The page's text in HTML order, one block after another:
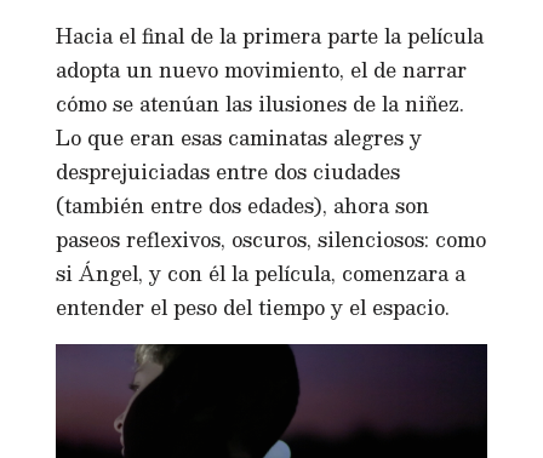
Hacia el final de la primera parte la película
adopta un nuevo movimiento, el de narrar
cómo se atenúan las ilusiones de la niñez.
Lo que eran esas caminatas alegres y
desprejuiciadas entre dos ciudades
(también entre dos edades), ahora son
paseos reflexivos, oscuros, silenciosos: como
si Ángel, y con él la película, comenzara a
entender el peso del tiempo y el espacio.